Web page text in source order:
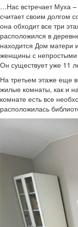
…Нас встречает Муха
считает своим долгом
она обходит все три
расположился в
находится Дом матери
женщины с непростыми
Он существует уже 11
На третьем этаже еще
жилые комнаты, как и
комнате есть все
расположилась